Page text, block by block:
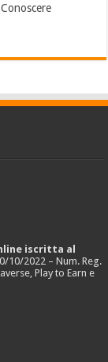
iscritta al
10/2022 – Num. Reg.
Play to Earn e